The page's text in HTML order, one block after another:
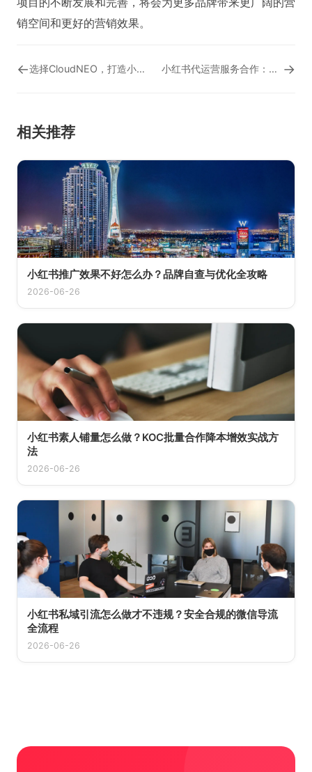
销空间和更好的营销效果。
← 选择CloudNEO，打造小红书代运营的卓越之选 小红书代运营服务合作：共创营销新格局 →
相关推荐
小红书推广效果不好怎么办？品牌自查与优化全攻略
2026-06-26
小红书素人铺量怎么做？KOC批量合作降本增效实战方
法
2026-06-26
小红书私域引流怎么做才不违规？安全合规的微信导流
全流程
2026-06-26